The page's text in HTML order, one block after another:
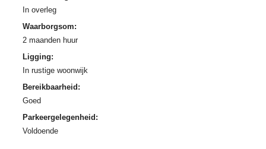
In overleg
Waarborgsom:
2 maanden huur
Ligging:
In rustige woonwijk
Bereikbaarheid:
Goed
Parkeergelegenheid:
Voldoende